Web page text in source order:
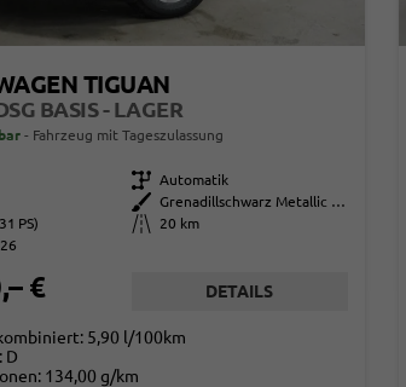
TIGUAN
BASIS - LAGER
Fahrzeug mit Tageszulassung
Getriebe Automatik
Außenfarbe
Grenadillschwarz Metallic (0E)
PS) Kilometerstand
20 km
€ DETAILS
5,90 l/100km
D
134,00 g/km